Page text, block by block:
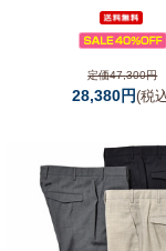
定価47,300円
28,380円(税